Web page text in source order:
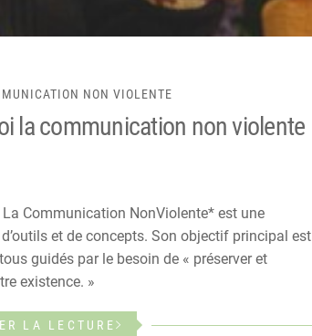
NON VIOLENTE
la communication non violente
Communication NonViolente* est une
et de concepts. Son objectif principal est
guidés par le besoin de « préserver et
existence. »
LA LECTURE